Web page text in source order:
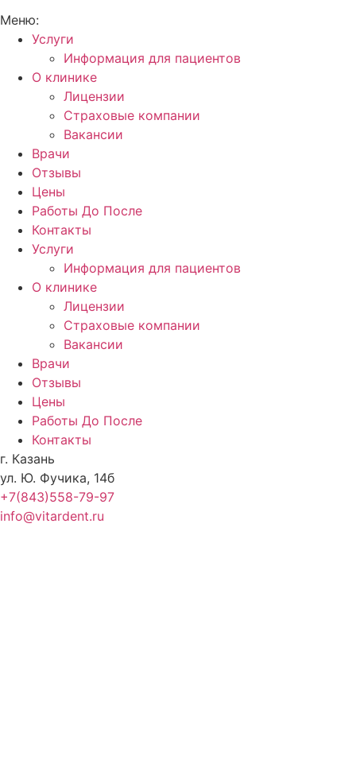
Меню:
Услуги
Информация для пациентов
О клинике
Лицензии
Страховые компании
Вакансии
Врачи
Отзывы
Цены
Работы До После
Контакты
Услуги
Информация для пациентов
О клинике
Лицензии
Страховые компании
Вакансии
Врачи
Отзывы
Цены
Работы До После
Контакты
г. Казань
ул. Ю. Фучика, 14б
+7(843)558-79-97
info@vitardent.ru